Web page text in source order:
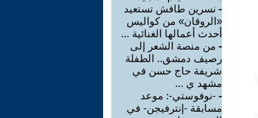
- نسرين طافش تستعيد
«الروقان» من كواليس
أحدث أعمالها الغنائية ...
- من منصة الشعر إلى
رصيف دمشق.. الطفلة
شريفة حاج حسن في
مشهد ي ...
- -نوفوستي-: موعد
مسابقة -إنترفيجن- في